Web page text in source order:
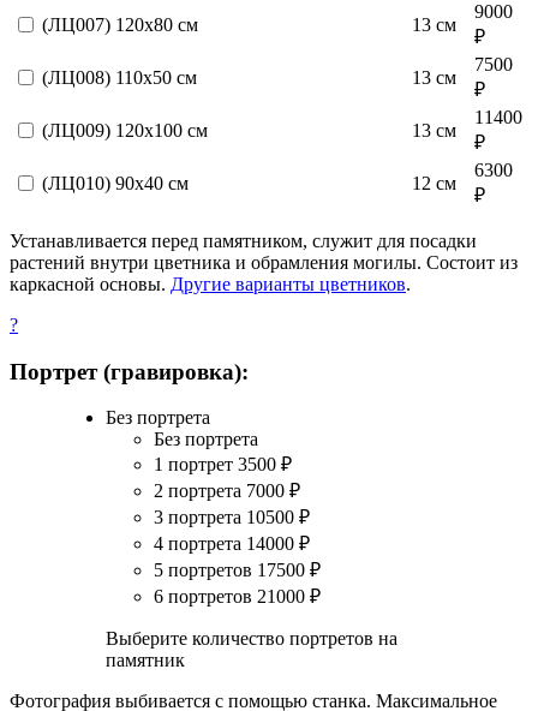
(ЛЦ007) 120х80 см
13 см
9000
₽
(ЛЦ008) 110х50 см
13 см
7500
₽
(ЛЦ009) 120х100 см
13 см
11400
₽
(ЛЦ010) 90х40 см
12 см
6300
₽
Устанавливается перед памятником, служит для посадки
растений внутри цветника и обрамления могилы. Состоит из
каркасной основы. Другие варианты цветников.
?
Портрет (гравировка):
Без портрета
Без портрета
1 портрет 3500 ₽
2 портрета 7000 ₽
3 портрета 10500 ₽
4 портрета 14000 ₽
5 портретов 17500 ₽
6 портретов 21000 ₽
Выберите количество портретов на
памятник
Фотография выбивается с помощью станка. Максимальное